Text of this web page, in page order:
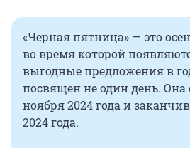
«Черная пятница» — это
во время которой
выгодные предложения в
посвящен не один день. Она
ноября 2024 года и
2024 года.